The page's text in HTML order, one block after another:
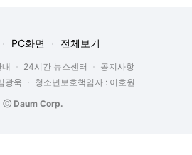
PC화면 전체보기
24시간 뉴스센터
공지사항
광욱
청소년보호책임자 : 이호원
ⓒ Daum Corp.